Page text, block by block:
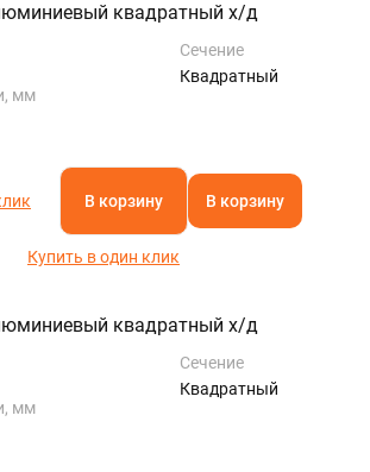
квадратный х/д
Сечение
Квадратный
мм
В корзину В корзину
Купить в один клик
квадратный х/д
Сечение
Квадратный
мм